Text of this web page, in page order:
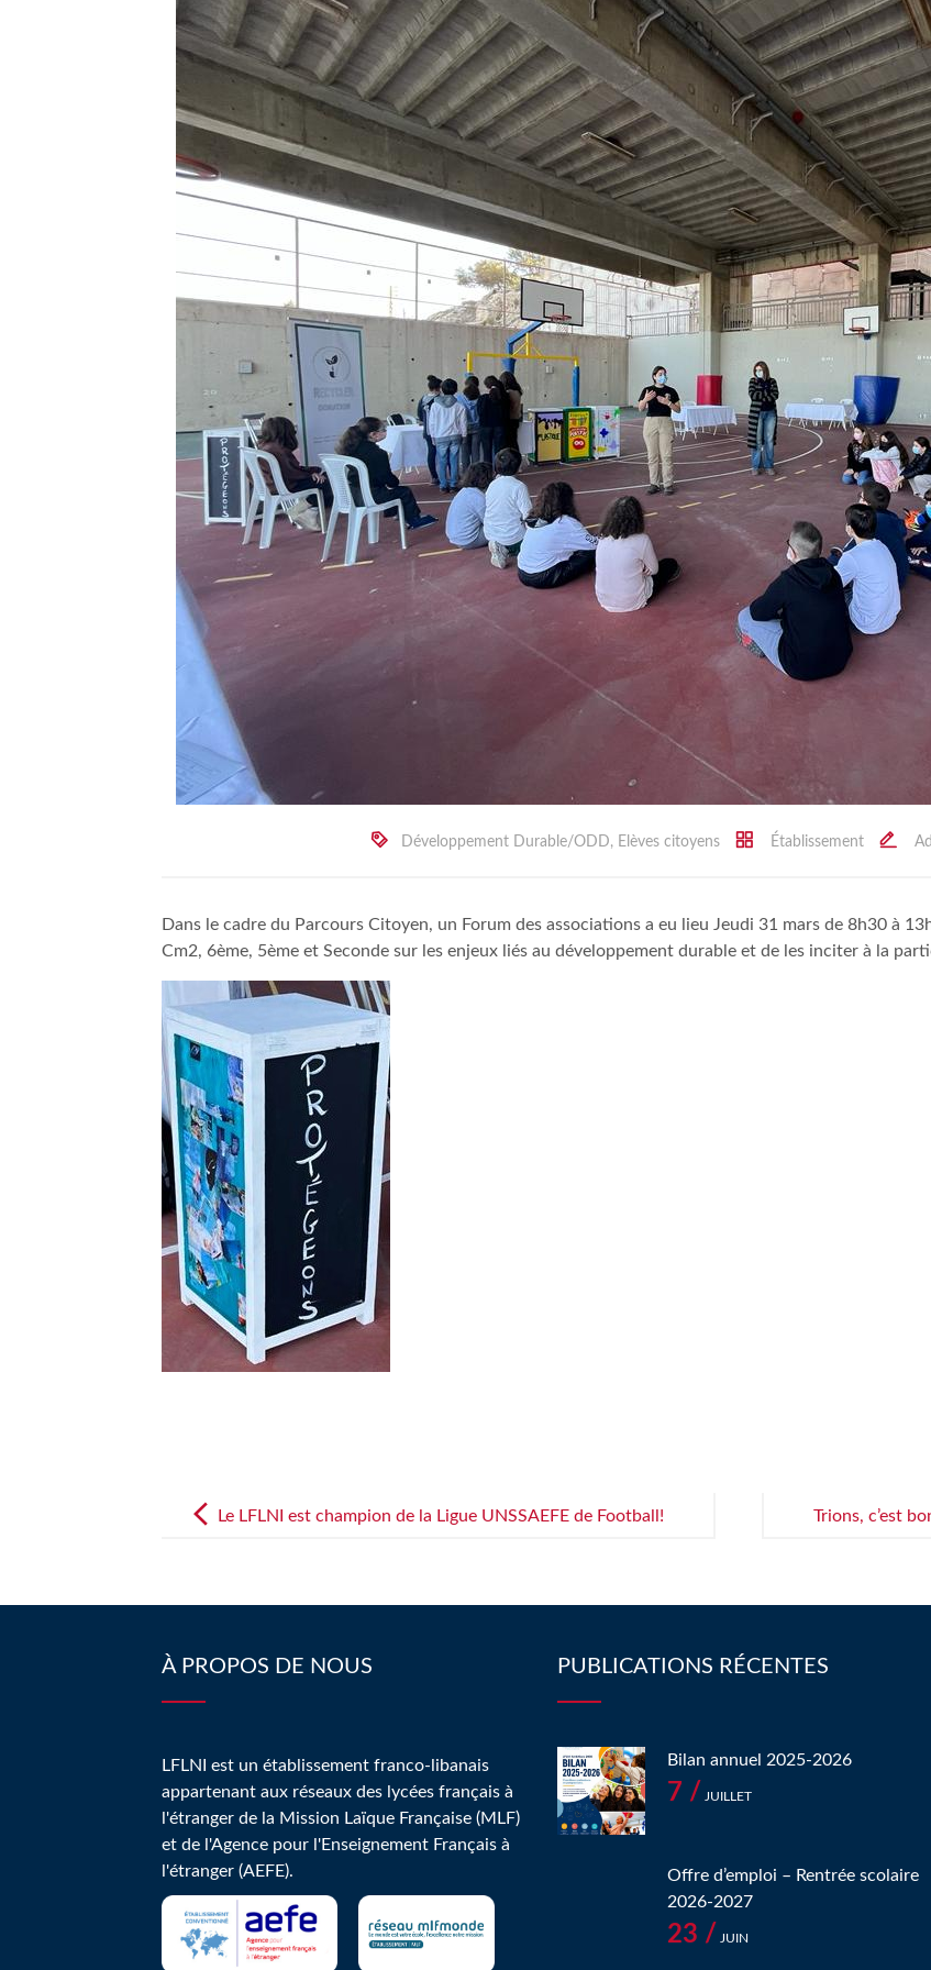
Développement Durable/ODD, Elèves citoyens Établissement
Dans le cadre du Parcours Citoyen, un Forum des associations a eu lieu Jeudi 31 mars de 8h30 à
Cm2, 6ème, 5ème et Seconde sur les enjeux liés au développement durable et de les inciter à la
navigationLe LFLNI est champion de la Ligue UNSSAEFE de Football! Trions, c’est
À PROPOS DE NOUS
LFLNI est un établissement franco-libanais
appartenant aux réseaux des lycées français à
l'étranger de la Mission Laïque Française (MLF)
et de l'Agence pour l'Enseignement Français à
l'étranger (AEFE).
PUBLICATIONS RÉCENTES
Bilan annuel 2025-2026
7 / JUILLET
Offre d’emploi – Rentrée scolaire
2026-2027
23 / JUIN